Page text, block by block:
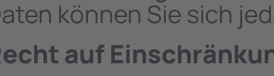
können Sie sich
auf